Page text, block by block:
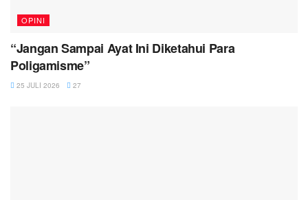
OPINI
“Jangan Sampai Ayat Ini Diketahui Para
Poligamisme”
25 JULI 2026 27